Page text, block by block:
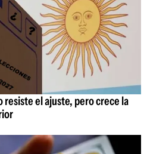
resiste el ajuste, pero crece la